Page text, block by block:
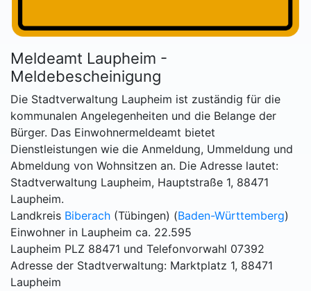
Meldeamt Laupheim -
Meldebescheinigung
Die Stadtverwaltung Laupheim ist zuständig für die
kommunalen Angelegenheiten und die Belange der
Bürger. Das Einwohnermeldeamt bietet
Dienstleistungen wie die Anmeldung, Ummeldung und
Abmeldung von Wohnsitzen an. Die Adresse lautet:
Stadtverwaltung Laupheim, Hauptstraße 1, 88471
Laupheim.
Landkreis Biberach (Tübingen) (Baden-Württemberg)
Einwohner in Laupheim ca. 22.595
Laupheim PLZ 88471 und Telefonvorwahl 07392
Adresse der Stadtverwaltung: Marktplatz 1, 88471
Laupheim